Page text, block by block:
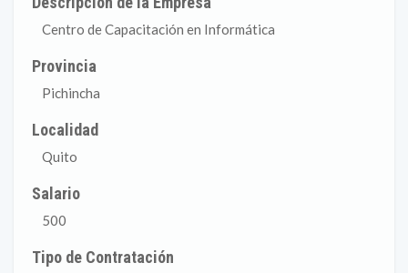
Centro de Capacitación en Informática
Provincia
Pichincha
Localidad
Quito
Salario
500
Tipo de Contratación